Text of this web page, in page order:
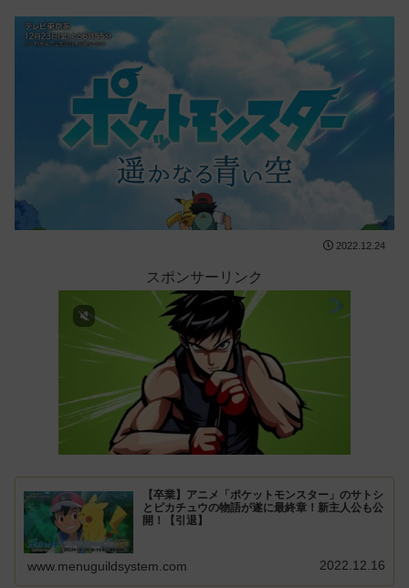
2022.12.24
スポンサーリンク
【卒業】アニメ「ポケットモンスター」のサトシ
とピカチュウの物語が遂に最終章！新主人公も公
開！【引退】
www.menuguildsystem.com 2022.12.16